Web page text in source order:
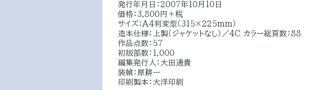
発行年月日：2007年10月10日
価格：3,800円＋税
サイズ：A4判変型（315×225mm）
造本仕様：上製（ジャケットなし）／4C カラー総頁数：88
作品点数：57
初版部数：1,000
編集発行人：大田通貴
装幀：原耕一
印刷製本：大洋印刷